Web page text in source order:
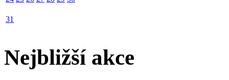
31
Nejbližší akce